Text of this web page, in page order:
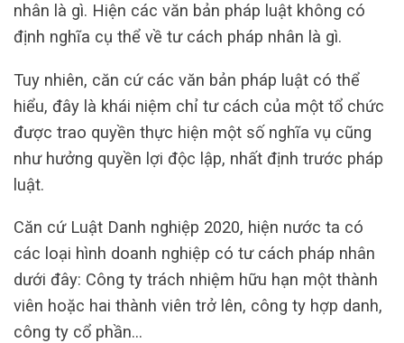
nhân là gì. Hiện các văn bản pháp luật không có
định nghĩa cụ thể về tư cách pháp nhân là gì.
Tuy nhiên, căn cứ các văn bản pháp luật có thể
hiểu, đây là khái niệm chỉ tư cách của một tổ chức
được trao quyền thực hiện một số nghĩa vụ cũng
như hưởng quyền lợi độc lập, nhất định trước pháp
luật.
Căn cứ Luật Danh nghiệp 2020, hiện nước ta có
các loại hình doanh nghiệp có tư cách pháp nhân
dưới đây: Công ty trách nhiệm hữu hạn một thành
viên hoặc hai thành viên trở lên, công ty hợp danh,
công ty cổ phần…